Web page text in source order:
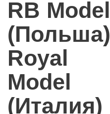
RB Model
(Польша)
Royal
Model
(Италия)